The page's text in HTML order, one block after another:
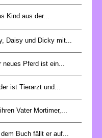
Kind aus der...
Daisy und Dicky mit...
neues Pferd ist ein...
ist Tierarzt und...
Vater Mortimer,...
Buch fällt er auf...